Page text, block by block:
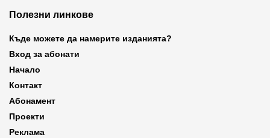
Полезни линкове
Къде можете да намерите изданията?
Вход за абонати
Начало
Контакт
Абонамент
Проекти
Реклама